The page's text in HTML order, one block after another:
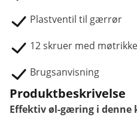
Plastventil til gærrør
12 skruer med
Brugsanvisning
Produktbeskrivelse
Effektiv øl-gæring i denne